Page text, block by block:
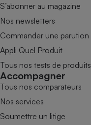
S’abonner au magazine
Nos newsletters
Commander une parution
Appli Quel Produit
Tous nos tests de produits
Accompagner
Tous nos comparateurs
Nos services
Soumettre un litige